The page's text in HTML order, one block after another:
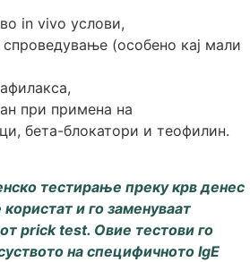
in vivo услови,
спроведување (особено кај мали
при примена на
бета-блокатори и теофилин.
тестирање преку крв денес
и го заменуваат
prick test. Овие тестови го
на специфичното IgE